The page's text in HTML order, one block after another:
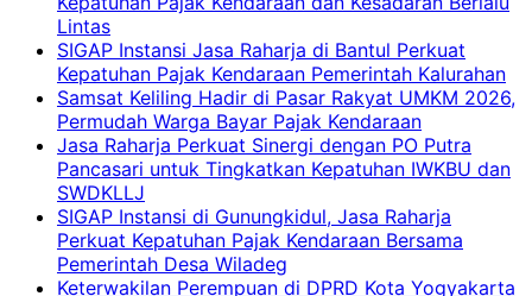
Lintas
SIGAP Instansi Jasa Raharja di Bantul Perkuat
Kepatuhan Pajak Kendaraan Pemerintah Kalurahan
Samsat Keliling Hadir di Pasar Rakyat UMKM 2026,
Permudah Warga Bayar Pajak Kendaraan
Jasa Raharja Perkuat Sinergi dengan PO Putra
Pancasari untuk Tingkatkan Kepatuhan IWKBU dan
SWDKLLJ
SIGAP Instansi di Gunungkidul, Jasa Raharja
Perkuat Kepatuhan Pajak Kendaraan Bersama
Pemerintah Desa Wiladeg
Keterwakilan Perempuan di DPRD Kota Yogyakarta